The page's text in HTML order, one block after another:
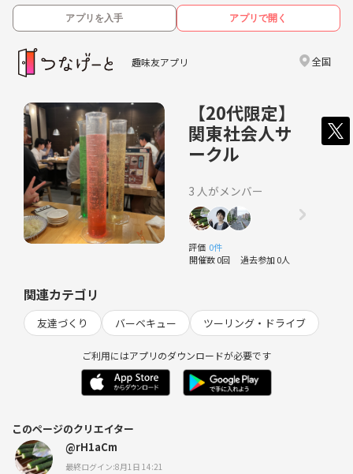
アプリを入手 アプリで開く
趣味友アプリ 全国
【20代限定】
関東社会人サ
ークル
3 人がメンバー
評価 0件
開催数 0回 過去参加 0人
関連カテゴリ
友達づくり バーベキュー ツーリング・ドライブ
ご利用にはアプリのダウンロードが必要です
このページのクリエイター
@rH1aCm
最終ログイン:8月1日 14:21